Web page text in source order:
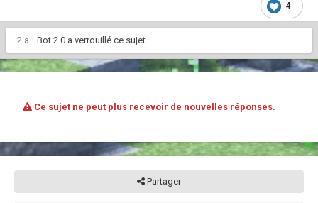
4
2 a Bot 2.0 a verrouillé ce sujet
Ce sujet ne peut plus recevoir de nouvelles réponses.
Partager